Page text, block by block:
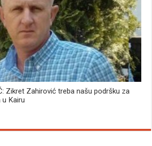
Zikret Zahirović treba našu podršku za
u Kairu